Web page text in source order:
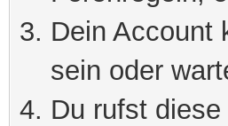
Dein Account
sein oder
Du rufst